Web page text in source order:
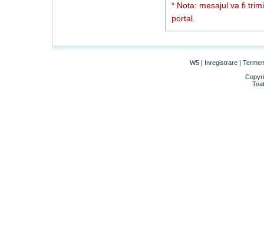
* Nota: mesajul va fi
portal.
W5| Inregistrare|